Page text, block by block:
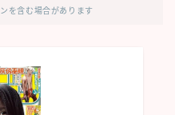
を含む場合があります